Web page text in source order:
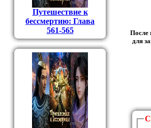
Путешествие к
бессмертию: Глава
561-565
После
для